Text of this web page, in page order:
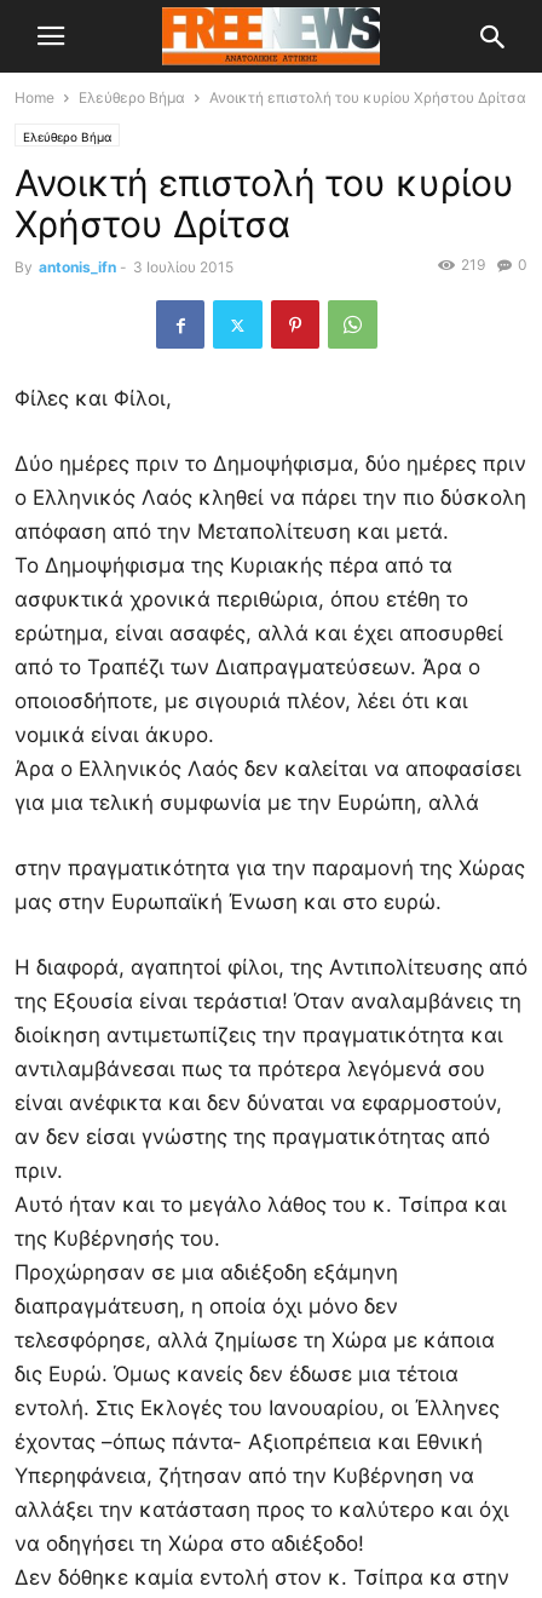
Home Ελεύθερο Βήμα Ανοικτή επιστολή του κυρίου Χρήστου Δρίτσα
Ελεύθερο Βήμα
Ανοικτή επιστολή του κυρίου
Χρήστου Δρίτσα
By antonis_ifn - 3 Ιουλίου 2015 0
219
Φίλες και Φίλοι,
Δύο ημέρες πριν το Δημοψήφισμα, δύο ημέρες πριν
ο Ελληνικός Λαός κληθεί να πάρει την πιο δύσκολη
απόφαση από την Μεταπολίτευση και μετά.
Το Δημοψήφισμα της Κυριακής πέρα από τα
ασφυκτικά χρονικά περιθώρια, όπου ετέθη το
ερώτημα, είναι ασαφές, αλλά και έχει αποσυρθεί
από το Τραπέζι των Διαπραγματεύσεων. Άρα ο
οποιοσδήποτε, με σιγουριά πλέον, λέει ότι και
νομικά είναι άκυρο.
Άρα ο Ελληνικός Λαός δεν καλείται να αποφασίσει
για μια τελική συμφωνία με την Ευρώπη, αλλά
στην πραγματικότητα για την παραμονή της Χώρας
μας στην Ευρωπαϊκή Ένωση και στο ευρώ.
Η διαφορά, αγαπητοί φίλοι, της Αντιπολίτευσης από
της Εξουσία είναι τεράστια! Όταν αναλαμβάνεις τη
διοίκηση αντιμετωπίζεις την πραγματικότητα και
αντιλαμβάνεσαι πως τα πρότερα λεγόμενά σου
είναι ανέφικτα και δεν δύναται να εφαρμοστούν,
αν δεν είσαι γνώστης της πραγματικότητας από
πριν.
Αυτό ήταν και το μεγάλο λάθος του κ. Τσίπρα και
της Κυβέρνησής του.
Προχώρησαν σε μια αδιέξοδη εξάμηνη
διαπραγμάτευση, η οποία όχι μόνο δεν
τελεσφόρησε, αλλά ζημίωσε τη Χώρα με κάποια
δις Ευρώ. Όμως κανείς δεν έδωσε μια τέτοια
εντολή. Στις Εκλογές του Ιανουαρίου, οι Έλληνες
έχοντας –όπως πάντα- Αξιοπρέπεια και Εθνική
Υπερηφάνεια, ζήτησαν από την Κυβέρνηση να
αλλάξει την κατάσταση προς το καλύτερο και όχι
να οδηγήσει τη Χώρα στο αδιέξοδο!
Δεν δόθηκε καμία εντολή στον κ. Τσίπρα κα στην